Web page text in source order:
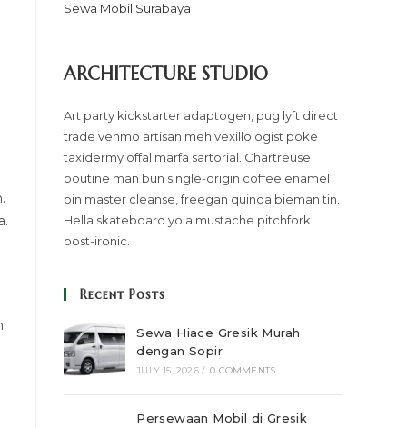
Sewa Mobil Surabaya
ARCHITECTURE STUDIO
Art party kickstarter adaptogen, pug lyft direct
trade venmo artisan meh vexillologist poke
taxidermy offal marfa sartorial. Chartreuse
poutine man bun single-origin coffee enamel
pin master cleanse, freegan quinoa bieman tin.
Hella skateboard yola mustache pitchfork
post-ironic.
Recent Posts
Sewa Hiace Gresik Murah
dengan Sopir
JULY 15, 2026 / 0 COMMENTS
Persewaan Mobil di Gresik